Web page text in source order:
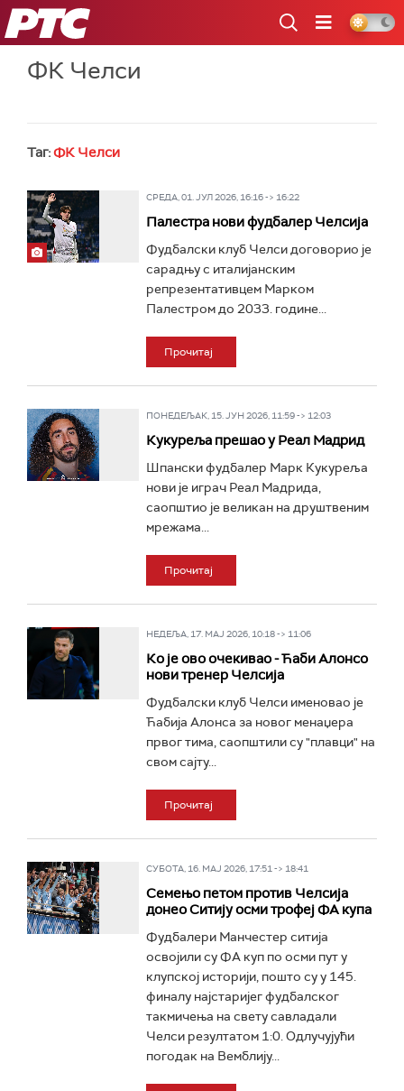
РТС
ФК Челси
Таг:ФК Челси
СРЕДА, 01. ЈУЛ 2026, 16:16 -> 16:22
Палестра нови фудбалер Челсија
Фудбалски клуб Челси договорио је
сарадњу с италијанским
репрезентативцем Марком
Палестром до 2033. године...
Прочитај
ПОНЕДЕЉАК, 15. ЈУН 2026, 11:59 -> 12:03
Кукуреља прешао у Реал Мадрид
Шпански фудбалер Марк Кукуреља
нови је играч Реал Мадрида,
саопштио је великан на друштвеним
мрежама...
Прочитај
НЕДЕЉА, 17. МАЈ 2026, 10:18 -> 11:06
Ко је ово очекивао - Ћаби Алонсо
нови тренер Челсија
Фудбалски клуб Челси именовао је
Ћабија Алонса за новог менаџера
првог тима, саопштили су "плавци" на
свом сајту...
Прочитај
СУБОТА, 16. МАЈ 2026, 17:51 -> 18:41
Семењо петом против Челсија
донео Ситију осми трофеј ФА купа
Фудбалери Манчестер ситија
освојили су ФА куп по осми пут у
клупској историји, пошто су у 145.
финалу најстаријег фудбалског
такмичења на свету савладали
Челси резултатом 1:0. Одлучујући
погодак на Вемблију...